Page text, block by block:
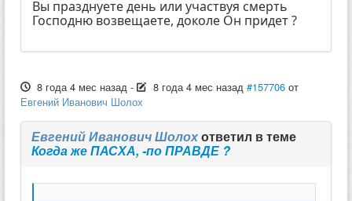
Вы празднуете день или участвуя смерть
Господню возвещаете, доколе Он придет ?
8 года 4 мес назад - 8 года 4 мес назад #157706 от
Евгений Иванович Шолох
Евгений Иванович Шолохответил в теме
Когда же ПАСХА, -по ПРАВДЕ ?